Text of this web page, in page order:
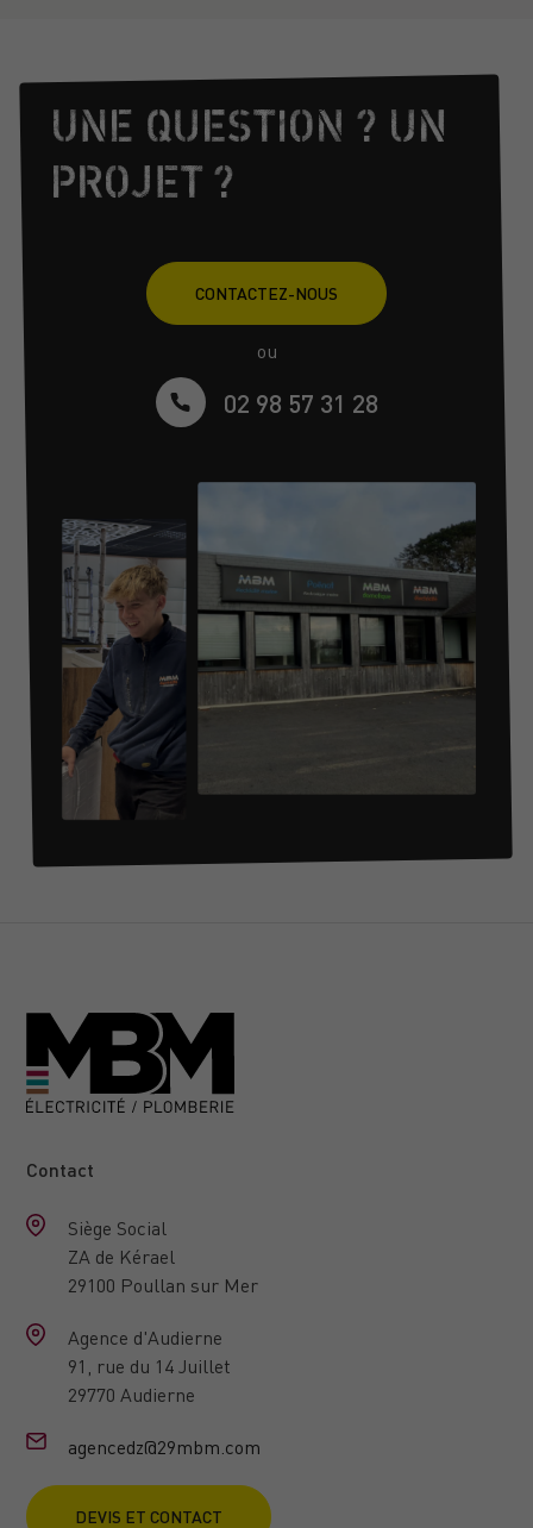
UNE QUESTION ? UN
PROJET ?
CONTACTEZ-NOUS
ou
02 98 57 31 28
Contact
Siège Social
ZA de Kérael
29100 Poullan sur Mer
Agence d'Audierne
91, rue du 14 Juillet
29770 Audierne
agencedz@29mbm.com
DEVIS ET CONTACT